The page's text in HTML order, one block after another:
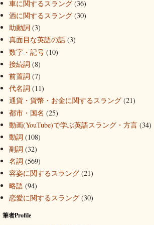
車に関するスラング (36)
酒に関するスラング (30)
助動詞 (3)
真面目な英語の話 (3)
数字・記号 (10)
接続詞 (8)
前置詞 (7)
代名詞 (11)
通貨・貨幣・お金に関するスラング (21)
都市・国名 (25)
動画(YouTube)で学ぶ英語スラング・方言 (34)
動詞 (108)
副詞 (32)
名詞 (569)
容姿に関するスラング (21)
略語 (94)
恋愛に関するスラング (30)
筆者Profile